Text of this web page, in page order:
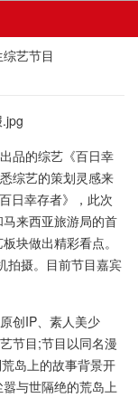
艺节目
品的综艺《百日幸
综艺的策划灵感来
日幸存者》，此次
来西亚旅游局的首
块做出精彩看点。
拍摄。目前节目嘉宾
创IP、素人美少
节目;节目以同名漫
岛上的故事背景开
与世隔绝的荒岛上